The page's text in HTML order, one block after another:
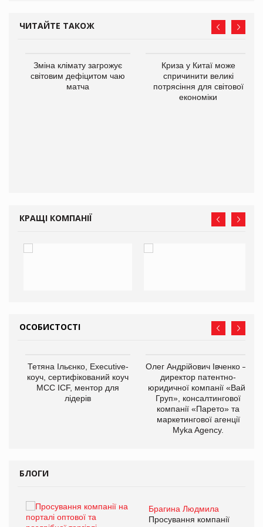
ЧИТАЙТЕ ТАКОЖ
Зміна клімату загрожує
світовим дефіцитом чаю
матча
Криза у Китаї може
спричинити великі
потрясіння для світової
економіки
КРАЩІ КОМПАНІЇ
ОСОБИСТОСТІ
Тетяна Ільєнко, Executive-
коуч, сертифікований коуч
МСС ICF, ментор для
лідерів
Олег Андрійович Івченко —
директор патентно-
юридичної компанії «Вайз
Груп», консалтингової
компанії «Парето» та
маркетингової агенції
Myka Agency.
БЛОГИ
Брагина Людмила
Просування компанії